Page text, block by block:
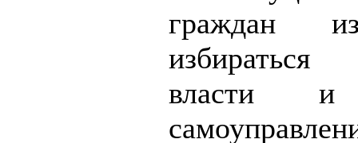
граждан
власти и